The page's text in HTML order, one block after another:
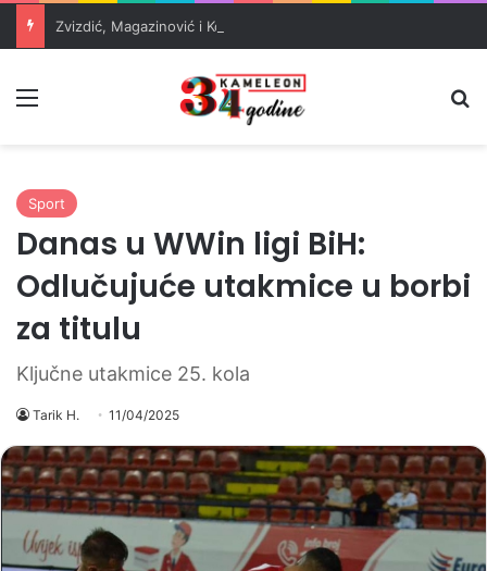
Sport
Danas u WWin ligi BiH:
Odlučujuće utakmice u borbi
za titulu
Ključne utakmice 25. kola
Tarik H. 11/04/2025